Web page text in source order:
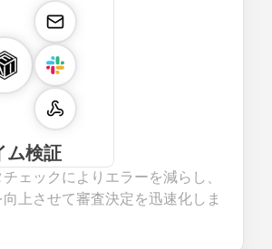
ム検証
ェックによりエラーを減らし、
上させて審査決定を迅速化しま